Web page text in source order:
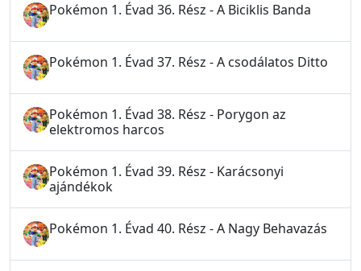
Pokémon 1. Évad 36. Rész - A Biciklis Banda
Pokémon 1. Évad 37. Rész - A csodálatos Ditto
Pokémon 1. Évad 38. Rész - Porygon az
elektromos harcos
Pokémon 1. Évad 39. Rész - Karácsonyi
ajándékok
Pokémon 1. Évad 40. Rész - A Nagy Behavazás